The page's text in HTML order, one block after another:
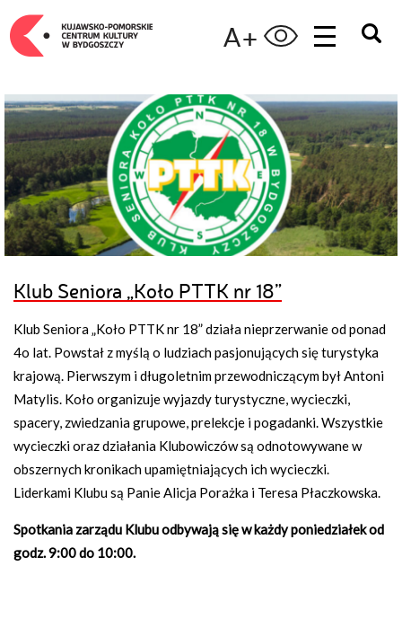
A+
Klub Seniora „Koło PTTK nr 18”
Klub Seniora „Koło PTTK nr 18” działa nieprzerwanie od ponad
4o lat. Powstał z myślą o ludziach pasjonujących się turystyka
krajową. Pierwszym i długoletnim przewodniczącym był Antoni
Matylis. Koło organizuje wyjazdy turystyczne, wycieczki,
spacery, zwiedzania grupowe, prelekcje i pogadanki. Wszystkie
wycieczki oraz działania Klubowiczów są odnotowywane w
obszernych kronikach upamiętniających ich wycieczki.
Liderkami Klubu są Panie Alicja Porażka i Teresa Płaczkowska.
Spotkania zarządu Klubu odbywają się w każdy poniedziałek od
godz. 9:00 do 10:00.